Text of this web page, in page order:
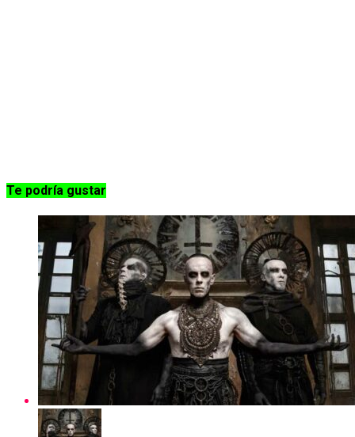
Te podría gustar